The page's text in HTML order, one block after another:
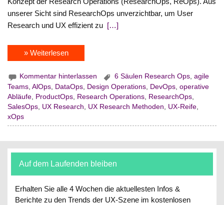
unserer Sicht sind ResearchOps unverzichtbar, um User
Research und UX effizient zu […]
» Weiterlesen
Kommentar hinterlassen 6 Säulen Research Ops,agile
Teams ,AlOps DataOps Design Operations DevOps ,operative
Abläufe ProductOps Research Operations ResearchOps
SalesOps UX Research UX Research Methoden UX-Reife
xOps
Auf dem Laufenden bleiben
Erhalten Sie alle 4 Wochen die aktuellesten Infos &
Berichte zu den Trends der UX-Szene im kostenlosen